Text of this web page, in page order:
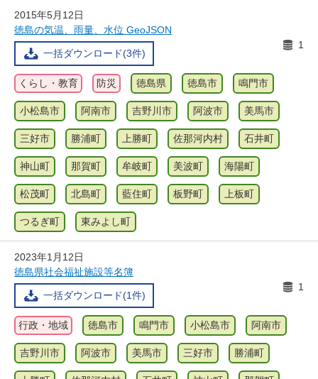
2015年5月12日
徳島の気温、雨量、水位 GeoJSON
一括ダウンロード(3件)
1
くらし・教育 防災 徳島県 徳島市 鳴門市
小松島市 阿南市 吉野川市 阿波市 美馬市
三好市 勝浦町 上勝町 佐那河内村 石井町
神山町 那賀町 牟岐町 美波町 海陽町
松茂町 北島町 藍住町 板野町 上板町
つるぎ町 東みよし町
2023年1月12日
徳島県社会福祉施設等名簿
一括ダウンロード(1件)
1
行政・地域 徳島市 鳴門市 小松島市 阿南市
吉野川市 阿波市 美馬市 三好市 勝浦町